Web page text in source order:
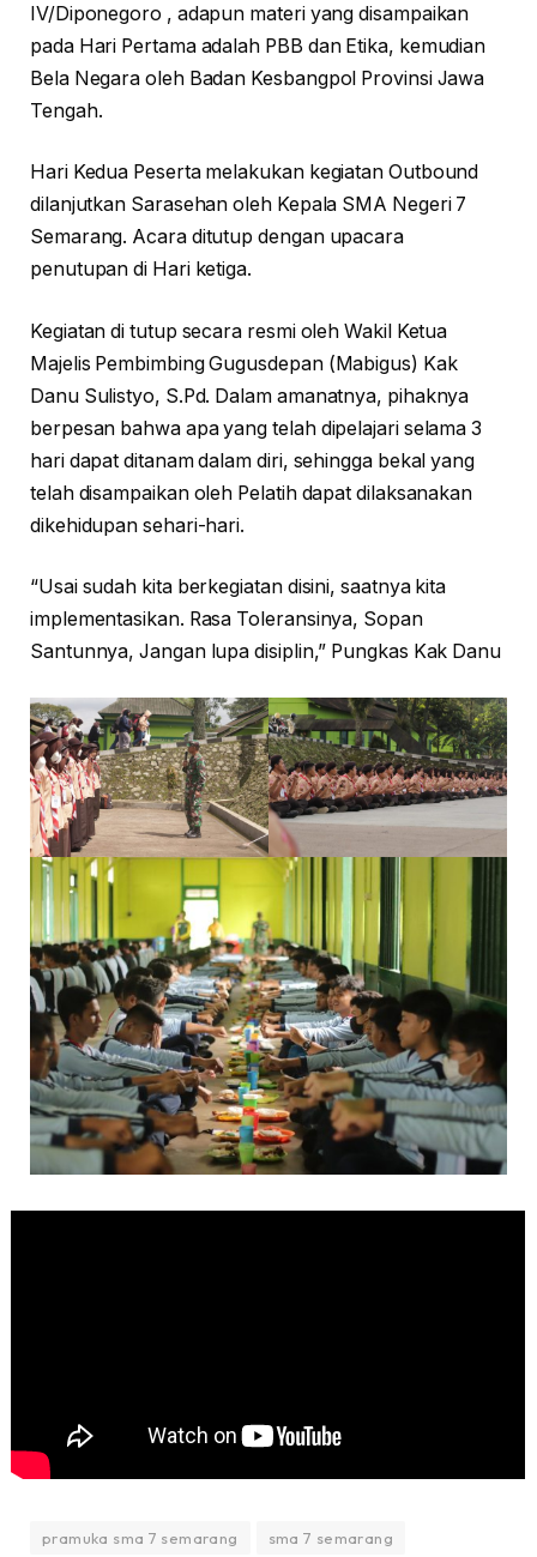
IV/Diponegoro , adapun materi yang disampaikan
pada Hari Pertama adalah PBB dan Etika, kemudian
Bela Negara oleh Badan Kesbangpol Provinsi Jawa
Tengah.
Hari Kedua Peserta melakukan kegiatan Outbound
dilanjutkan Sarasehan oleh Kepala SMA Negeri 7
Semarang. Acara ditutup dengan upacara
penutupan di Hari ketiga.
Kegiatan di tutup secara resmi oleh Wakil Ketua
Majelis Pembimbing Gugusdepan (Mabigus) Kak
Danu Sulistyo, S.Pd. Dalam amanatnya, pihaknya
berpesan bahwa apa yang telah dipelajari selama 3
hari dapat ditanam dalam diri, sehingga bekal yang
telah disampaikan oleh Pelatih dapat dilaksanakan
dikehidupan sehari-hari.
“Usai sudah kita berkegiatan disini, saatnya kita
implementasikan. Rasa Toleransinya, Sopan
Santunnya, Jangan lupa disiplin,” Pungkas Kak Danu
pramuka sma 7 semarang sma 7 semarang